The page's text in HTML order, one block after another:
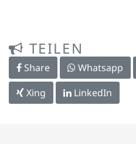
TEILEN
Share Whatsapp
Xing
LinkedIn